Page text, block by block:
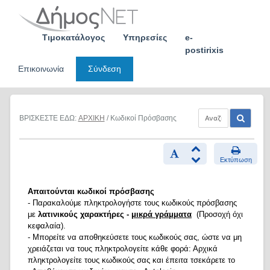
Τιμοκατάλογος Υπηρεσίες
e-
postirixis
Επικοινωνία
Σύνδεση
ΒΡΙΣΚΕΣΤΕ ΕΔΩ: ΑΡΧΙΚΗ / Κωδικοί Πρόσβασης
Εκτύπωση
Απαιτούνται κωδικοί πρόσβασης
- Παρακαλούμε πληκτρολογήστε τους κωδικούς πρόσβασης
με λατινικούς χαρακτήρες - μικρά γράμματα (Προσοχή όχι
κεφαλαία).
- Μπορείτε να αποθηκεύσετε τους κωδικούς σας, ώστε να μη
χρειάζεται να τους πληκτρολογείτε κάθε φορά: Αρχικά
πληκτρολογείτε τους κωδικούς σας και έπειτα τσεκάρετε το